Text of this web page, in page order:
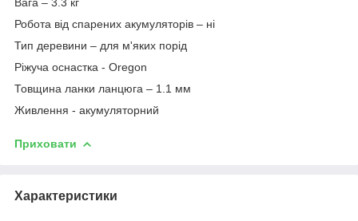
Робота від спарених акумуляторів – ні
Тип деревини – для м'яких порід
Ріжуча оснастка - Oregon
Товщина ланки ланцюга – 1.1 мм
Живлення - акумуляторний
Приховати
Характеристики